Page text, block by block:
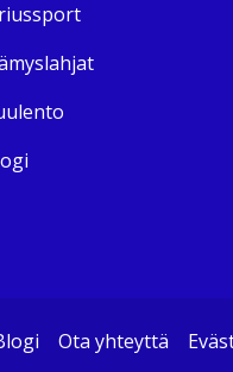
Ota yhteyttä